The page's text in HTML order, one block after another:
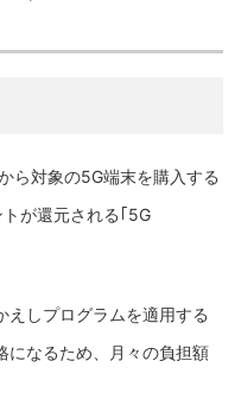
ら対象の5G端末を購入する
が還元される｢5G
えしプログラムを適用する
になるため、月々の負担額